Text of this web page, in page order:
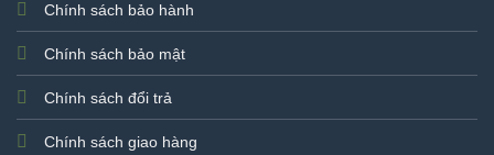
Chính sách bảo hành
Chính sách bảo mật
Chính sách đổi trả
Chính sách giao hàng